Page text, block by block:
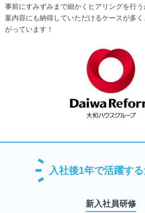
事前にすみずみまで細かくヒアリングを行
案内容にも納得していただけるケースが多
がっています！
入社後1年で活躍す
新入社員研修